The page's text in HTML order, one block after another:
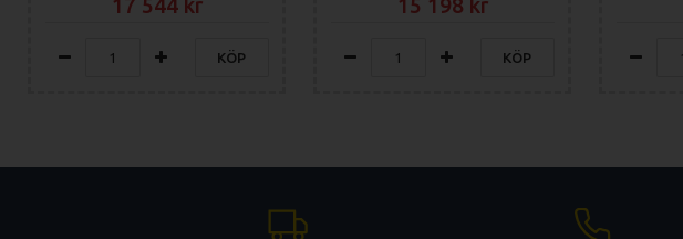
17 544
KÖP
15 198
KÖP